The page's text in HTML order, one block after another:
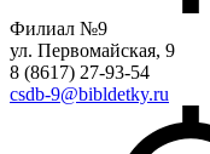
Филиал №9
ул. Первомайская, 9
8 (8617) 27-93-54
csdb-9@bibldetky.ru